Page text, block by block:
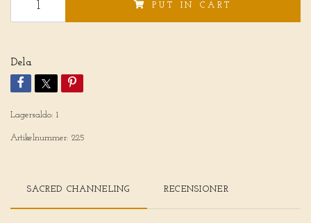
PUT IN CART
Dela
Lagersaldo: 1
Artikelnummer: 225
SACRED CHANNELING RECENSIONER